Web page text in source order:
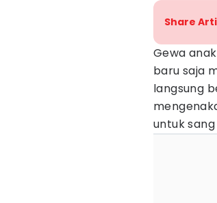
Share
Gewa
baru saja
langsung
untuk sang